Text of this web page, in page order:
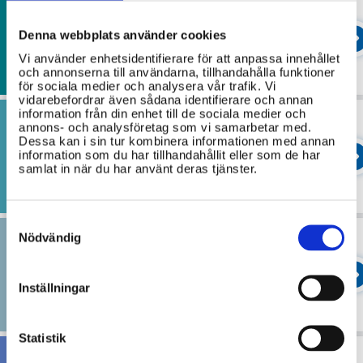
Denna webbplats använder cookies
Vi använder enhetsidentifierare för att anpassa innehållet
och annonserna till användarna, tillhandahålla funktioner
för sociala medier och analysera vår trafik. Vi
vidarebefordrar även sådana identifierare och annan
information från din enhet till de sociala medier och
annons- och analysföretag som vi samarbetar med.
Dessa kan i sin tur kombinera informationen med annan
information som du har tillhandahållit eller som de har
samlat in när du har använt deras tjänster.
Consent
Selection
Nödvändig
Inställningar
Statistik
konsumenter på finansmarknad
Folkhälsa handlar om de insatser som
görs för att förebygga ohälsa och
omfattar allt från breda insatser för att
främja folkhälsan till specifika frågor
som alkohol, tobak, spelberoende och
skydd mot smittsamma sjukdomar.
Försvarsdepartementet
Försvarsdepartementet ansvarar för
frågor om Sveriges militära försvar,
Funktionshinder
FN:s konvention om rättigheter för
främja rättigheterna och intressena för